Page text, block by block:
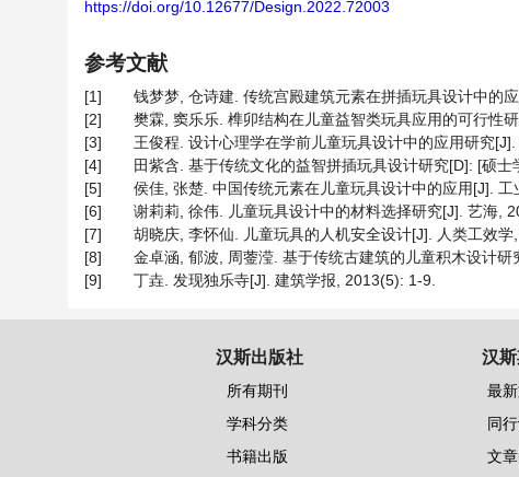
https://doi.org/10.12677/Design.2022.72003
参考文献
[1]
钱梦梦, 仓诗建. 传统宫殿建筑元素在拼插玩具设计中的
[2]
樊霖, 窦乐乐. 榫卯结构在儿童益智类玩具应用的可行性
[3]
王俊程. 设计心理学在学前儿童玩具设计中的应用研究
[4]
田紫含. 基于传统文化的益智拼插玩具设计研究[D]: [硕
[5]
侯佳, 张楚. 中国传统元素在儿童玩具设计中的应用[J].
[6]
谢莉莉, 徐伟. 儿童玩具设计中的材料选择研究[J]. 艺海,
[7]
胡晓庆, 李怀仙. 儿童玩具的人机安全设计[J]. 人类工效
[8]
金卓涵, 郁波, 周蓥滢. 基于传统古建筑的儿童积木设计
[9]
丁垚. 发现独乐寺[J]. 建筑学报, 2013(5): 1-9.
汉斯出版社
所有期刊
学科分类
书籍出版
汉斯
最
同
文